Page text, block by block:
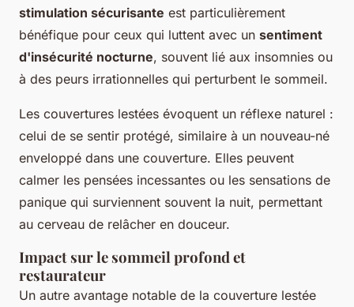
stimulation sécurisante est particulièrement
bénéfique pour ceux qui luttent avec un sentiment
d'insécurité nocturne, souvent lié aux insomnies ou
à des peurs irrationnelles qui perturbent le sommeil.
Les couvertures lestées évoquent un réflexe naturel :
celui de se sentir protégé, similaire à un nouveau-né
enveloppé dans une couverture. Elles peuvent
calmer les pensées incessantes ou les sensations de
panique qui surviennent souvent la nuit, permettant
au cerveau de relâcher en douceur.
Impact sur le sommeil profond et
restaurateur
Un autre avantage notable de la couverture lestée